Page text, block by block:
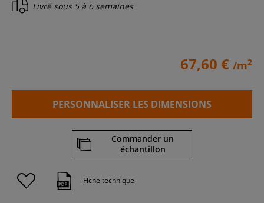
Livré sous 5 à 6 semaines
67,60 € /m2
PERSONNALISER LES DIMENSIONS
Commander un
échantillon
Fiche technique